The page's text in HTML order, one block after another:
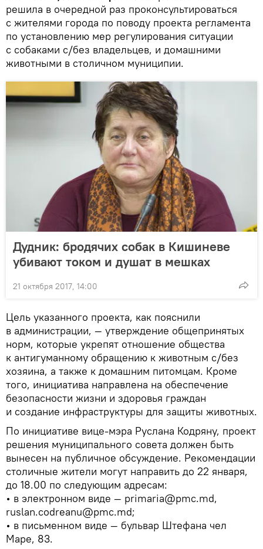
решила в очередной раз проконсультироваться
с жителями города по поводу проекта регламента
по установлению мер регулирования ситуации
с собаками с/без владельцев, и домашними
животными в столичном муниципии.
Дудник: бродячих собак в Кишиневе
убивают током и душат в мешках
21 октября 2017, 14:00
Цель указанного проекта, как пояснили
в администрации, — утверждение общепринятых
норм, которые укрепят отношение общества
к антигуманному обращению к животным с/без
хозяина, а также к домашним питомцам. Кроме
того, инициатива направлена на обеспечение
безопасности жизни и здоровья граждан
и создание инфраструктуры для защиты животных.
По инициативе вице-мэра Руслана Кодряну, проект
решения муниципального совета должен быть
вынесен на публичное обсуждение. Рекомендации
столичные жители могут направить до 22 января,
до 18.00 по следующим адресам:
• в электронном виде — primaria@pmc.md,
ruslan.codreanu@pmc.md;
• в письменном виде — бульвар Штефана чел
Маре, 83.